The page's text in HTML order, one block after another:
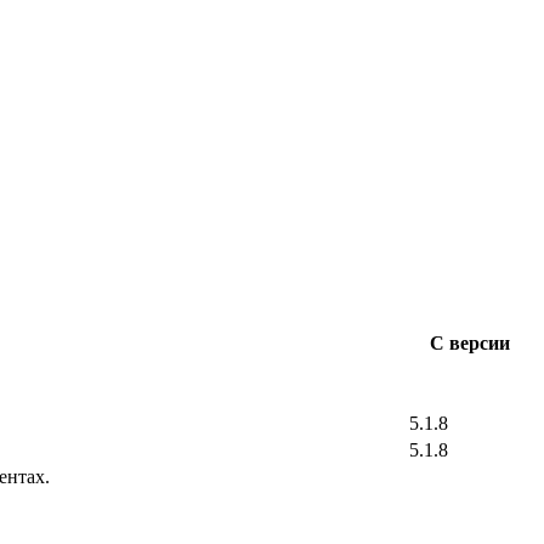
С версии
5.1.8
5.1.8